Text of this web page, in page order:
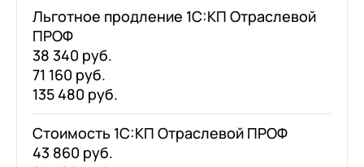
Льготное продление 1С:КП Отраслевой
ПРОФ
38 340 руб.
71 160 руб.
135 480 руб.
Стоимость 1С:КП Отраслевой ПРОФ
43 860 руб.
+7 Номер телефона
+7
Я даю согласие на обработкуПерсональных
данныхв соответствии с
+7 Номер телефона
Я даю согласие на обработкуПерсональных
данныхв соответствии сПолитикой
Конфиденциальности
Продолжить покупки